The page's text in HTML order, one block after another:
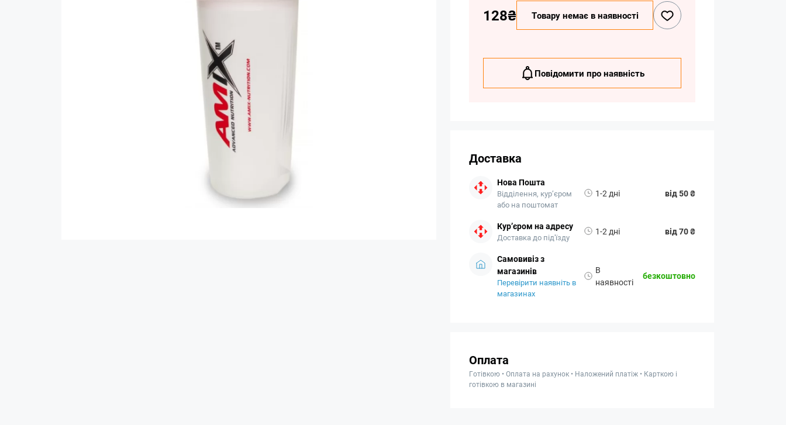
128₴ Товару немає в наявності
Повідомити про наявність
Доставка
Нова Пошта
Відділення, кур’єром
або на поштомат
1-2 дні від 50 ₴
Кур’єром на адресу
Доставка до під'їзду
1-2 дні від 70 ₴
Самовивіз з
магазинів
Перевірити наявніть в
магазинах
В
наявності
безкоштовно
Оплата
Готівкою • Оплата на рахунок • Наложений платіж • Карткою і
готівкою в магазині